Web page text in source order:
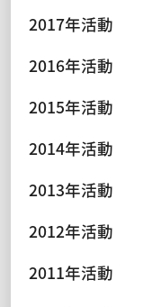
2017年活動
2016年活動
2015年活動
2014年活動
2013年活動
2012年活動
2011年活動